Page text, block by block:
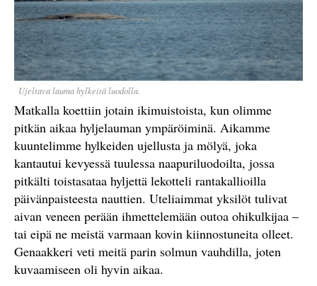
Ujeltava lauma hylkeitä luodolla.
Matkalla koettiin jotain ikimuistoista, kun olimme
pitkän aikaa hyljelauman ympäröiminä. Aikamme
kuuntelimme hylkeiden ujellusta ja mölyä, joka
kantautui kevyessä tuulessa naapuriluodoilta, jossa
pitkälti toistasataa hyljettä lekotteli rantakallioilla
päivänpaisteesta nauttien. Uteliaimmat yksilöt tulivat
aivan veneen perään ihmettelemään outoa ohikulkijaa –
tai eipä ne meistä varmaan kovin kiinnostuneita olleet.
Genaakkeri veti meitä parin solmun vauhdilla, joten
kuvaamiseen oli hyvin aikaa.